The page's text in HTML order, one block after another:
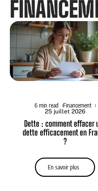
6 min read Financement
25 juillet 2026
Dette : comment effacer
dette efficacement en
?
En savoir plus